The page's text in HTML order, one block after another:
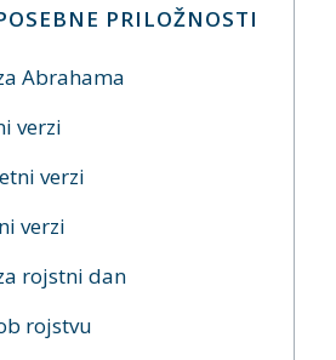
PRILOŽNOSTI
Abrahama
verzi
verzi
verzi
rojstni dan
rojstvu